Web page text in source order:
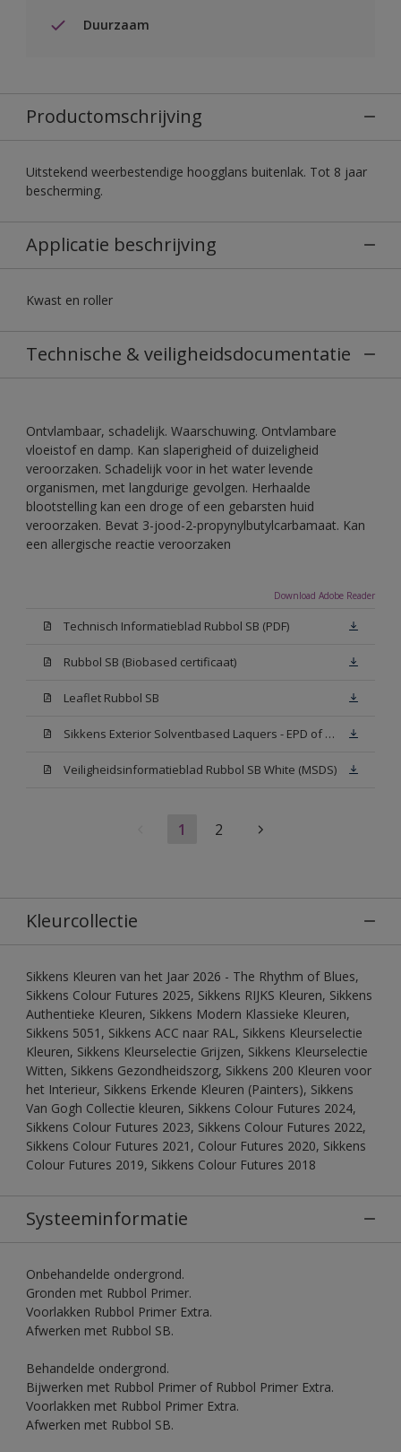
Duurzaam
Productomschrijving
Uitstekend weerbestendige hoogglans buitenlak. Tot 8 jaar
bescherming.
Applicatie beschrijving
Kwast en roller
Technische & veiligheidsdocumentatie
Ontvlambaar, schadelijk. Waarschuwing. Ontvlambare
vloeistof en damp. Kan slaperigheid of duizeligheid
veroorzaken. Schadelijk voor in het water levende
organismen, met langdurige gevolgen. Herhaalde
blootstelling kan een droge of een gebarsten huid
veroorzaken. Bevat 3-jood-2-propynylbutylcarbamaat. Kan
een allergische reactie veroorzaken
Download Adobe Reader
Technisch Informatieblad Rubbol SB (PDF)
Rubbol SB (Biobased certificaat)
Leaflet Rubbol SB
Sikkens Exterior Solventbased Laquers - EPD of Milieuproductverklaring
Veiligheidsinformatieblad Rubbol SB White (MSDS)
1 2
Kleurcollectie
Sikkens Kleuren van het Jaar 2026 - The Rhythm of Blues,
Sikkens Colour Futures 2025, Sikkens RIJKS Kleuren, Sikkens
Authentieke Kleuren, Sikkens Modern Klassieke Kleuren,
Sikkens 5051, Sikkens ACC naar RAL, Sikkens Kleurselectie
Kleuren, Sikkens Kleurselectie Grijzen, Sikkens Kleurselectie
Witten, Sikkens Gezondheidszorg, Sikkens 200 Kleuren voor
het Interieur, Sikkens Erkende Kleuren (Painters), Sikkens
Van Gogh Collectie kleuren, Sikkens Colour Futures 2024,
Sikkens Colour Futures 2023, Sikkens Colour Futures 2022,
Sikkens Colour Futures 2021, Colour Futures 2020, Sikkens
Colour Futures 2019, Sikkens Colour Futures 2018
Systeeminformatie
Onbehandelde ondergrond.
Gronden met Rubbol Primer.
Voorlakken Rubbol Primer Extra.
Afwerken met Rubbol SB.
Behandelde ondergrond.
Bijwerken met Rubbol Primer of Rubbol Primer Extra.
Voorlakken met Rubbol Primer Extra.
Afwerken met Rubbol SB.